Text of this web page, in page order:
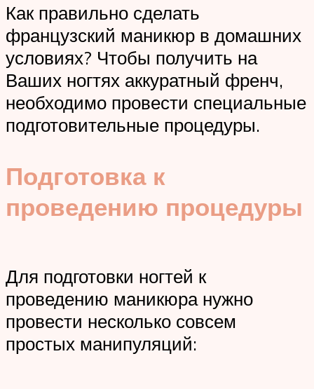
Как правильно сделать
французский маникюр в домашних
условиях? Чтобы получить на
Ваших ногтях аккуратный френч,
необходимо провести специальные
подготовительные процедуры.
Подготовка к
проведению процедуры
Для подготовки ногтей к
проведению маникюра нужно
провести несколько совсем
простых манипуляций: